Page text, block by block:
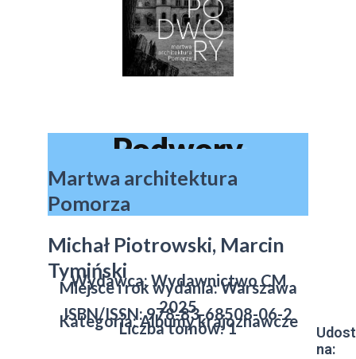
Podwory
Martwa architektura
Pomorza
Michał Piotrowski, Marcin
Tymiński
Wydawca: Wydawnictwo CM
Miejsce i rok wydania: Warszawa
2025
ISBN/ISSN: 978-83-68508-06-2
Kategoria: Albumy krajoznawcze
Liczba tomów: 1
na: